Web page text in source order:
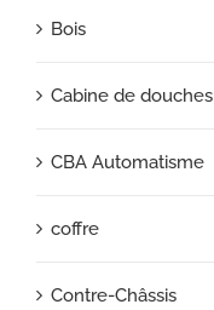
Bois
Cabine de douches
CBA Automatisme
coffre
Contre-Châssis